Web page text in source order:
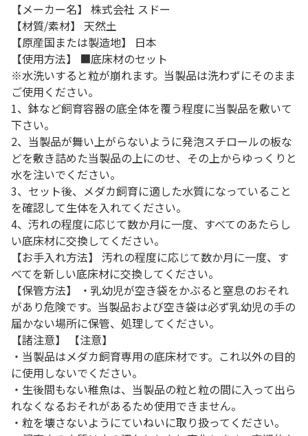
【メーカー名】 株式会社 スドー
【材質/素材】 天然土
【原産国または製造地】 日本
【使用方法】 ■底床材のセット
※水洗いすると粒が崩れます。当製品は洗わずにそのまま
ご使用ください。
1、鉢など飼育容器の底全体を覆う程度に当製品を敷いて
下さい。
2、当製品が舞い上がらないように発泡スチロールの板な
どを敷き詰めた当製品の上にのせ、その上からゆっくりと
水を注いでください。
3、セット後、メダカ飼育に適した水質になっていること
を確認して生体を入れてください。
4、汚れの程度に応じて数か月に一度、すべてのあたらし
い底床材に交換してください。
【お手入れ方法】 汚れの程度に応じて数か月に一度、す
べてを新しい底床材に交換してください。
【保管方法】 ・乳幼児が空き袋をかぶると窒息のおそれ
があり危険です。当製品および空き袋は必ず乳幼児の手の
届かない場所に保管、処理してください。
【諸注意】 【注意】
・当製品はメダカ飼育専用の底床材です。これ以外の目的
に使用しないでください。
・生後間もない稚魚は、当製品の粒と粒の間に入って出ら
れなくなるおそれがあるため使用できません。
・粒を壊さないようにていねいに取り扱ってください。